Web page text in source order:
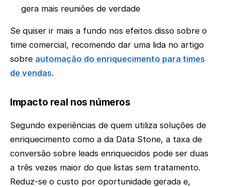
gera mais reuniões de verdade
Se quiser ir mais a fundo nos efeitos disso sobre o
time comercial, recomendo dar uma lida no artigo
sobre automação do enriquecimento para times
de vendas.
Impacto real nos números
Segundo experiências de quem utiliza soluções de
enriquecimento como a da Data Stone, a taxa de
conversão sobre leads enriquecidos pode ser duas
a três vezes maior do que listas sem tratamento.
Reduz-se o custo por oportunidade gerada e,